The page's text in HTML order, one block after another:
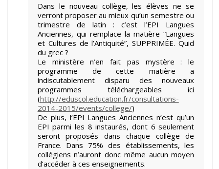
Dans le nouveau collège, les élèves ne se
verront proposer au mieux qu’un semestre ou
trimestre de latin : c’est l’EPI Langues
Anciennes, qui remplace la matière “Langues
et Cultures de l’Antiquité”, SUPPRIMÉE. Quid
du grec ?
Le ministère n’en fait pas mystère : le
programme de cette matière a
indiscutablement disparu des nouveaux
programmes téléchargeables ici
(http://eduscol.education.fr/consultations-
2014-2015/events/college/)
De plus, l’EPI Langues Anciennes n’est qu’un
EPI parmi les 8 instaurés, dont 6 seulement
seront proposés dans chaque collège de
France. Dans 75% des établissements, les
collégiens n’auront donc même aucun moyen
d’accéder à ces enseignements.